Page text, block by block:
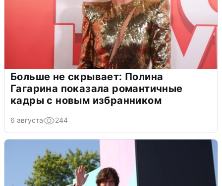
Больше не скрывает: Полина
Гагарина показала романтичные
кадры с новым избранником
6 августа 244